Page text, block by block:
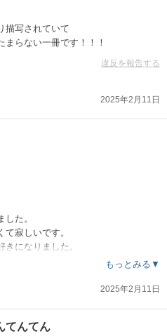
描写されていて
らない一冊です！！！
違反を報告する
2025年2月11日
た。
寂しいです。
になりました。
もっとみる▼
2025年2月11日
てんてん